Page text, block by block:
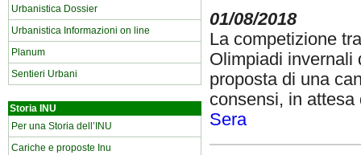
Urbanistica Dossier
Urbanistica Informazioni on line
Planum
Sentieri Urbani
Storia INU
Per una Storia dell’INU
Cariche e proposte Inu
01/08/2018
La competizione
Olimpiadi invernali
proposta di una
consensi, in
Sera